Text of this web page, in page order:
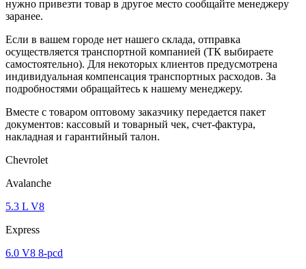
нужно привезти товар в другое место сообщайте менеджеру
заранее.
Если в вашем городе нет нашего склада, отправка
осуществляется транспортной компанией (ТК выбираете
самостоятельно). Для некоторых клиентов предусмотрена
индивидуальная компенсация транспортных расходов. За
подробностями обращайтесь к нашему менеджеру.
Вместе с товаром оптовому заказчику передается пакет
документов: кассовый и товарный чек, счет-фактура,
накладная и гарантийный талон.
Chevrolet
Avalanche
5.3 L V8
Express
6.0 V8 8-pcd